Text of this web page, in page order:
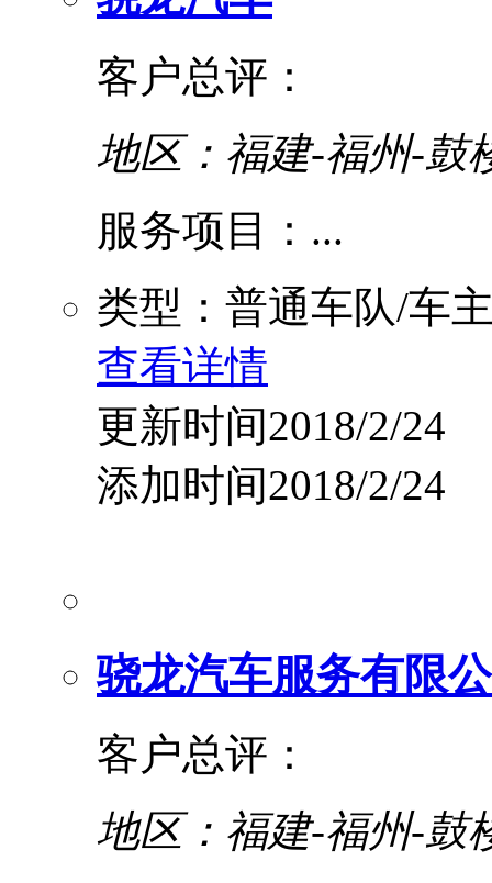
客户总评：
地区：福建-福州-鼓
服务项目：...
类型：普通车队/车
查看详情
更新时间2018/2/24
添加时间2018/2/24
骁龙汽车服务有限
客户总评：
地区：福建-福州-鼓